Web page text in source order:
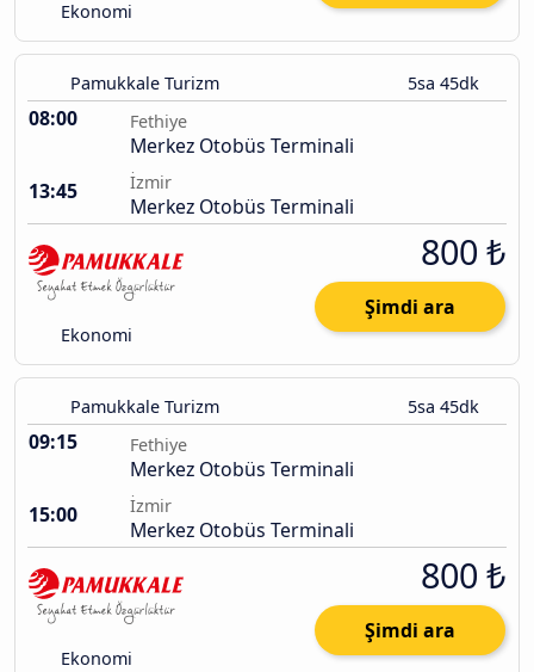
Ekonomi
Pamukkale Turizm 5sa 45dk
08:00 Fethiye
Merkez Otobüs Terminali
13:45
İzmir
Merkez Otobüs Terminali
Ekonomi
800 ₺
Şimdi ara
Pamukkale Turizm 5sa 45dk
09:15 Fethiye
Merkez Otobüs Terminali
15:00
İzmir
Merkez Otobüs Terminali
Ekonomi
800 ₺
Şimdi ara